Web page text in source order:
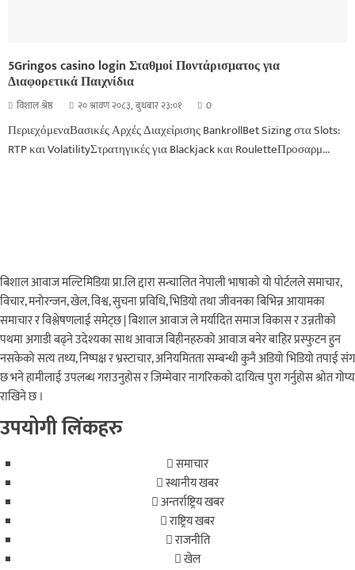
5Gringos casino login Σταθμοί Ποντάρισματος για
Διαφορετικά Παιχνίδια
विशाल श्रेष्ठ २० श्रावण २०८३, बुधबार २३:०१ 0
ΠεριεχόμεναΒασικές Αρχές Διαχείρισης BankrollBet Sizing στα Slots:
RTP και VolatilityΣτρατηγικές για Blackjack και RouletteΠροσαρμ...
बिशाल आवाज मल्टिमिडिया प्रा.लि द्दारा सन्चालित नेपाली भाषाको यो पोर्टलले समाचार,
विचार, मनोरन्जन, खेल, विश्व, सुचना प्रविधि, भिडियो तथा जीवनका बिभिन्न आयामका
समाचार र विश्लेषणलाई समेट्छ | बिशाल आवाज ले मर्यादित समाज विकास र उन्नतीको
पथमा अगाडी बढ्ने उदेश्यका साथ आवाज बिहीनहरुको आवाज बनेर बाहिर प्रस्फुटन हुन
नसकेको सत्य तथ्य, निष्पक्ष र भ्रस्टाचार, अनियमितता सम्बन्धी कुनै अडियो भिडियो तपाई संग
छ भने हामीलाई उपलब्ध गराउनुहोस र जिम्मेवार नागरिकको दायित्व पुरा गर्नुहोस श्रोत गोप्य
राखिने छ ।
उपयोगी लिंकहरु
समाचार
स्थानीय खबर
अन्तर्राष्ट्रिय खबर
राष्ट्रिय खबर
राजनीति
खेल